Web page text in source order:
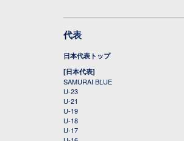
代表
日本代表トップ
[日本代表]
SAMURAI BLUE
U-23
U-21
U-19
U-18
U-17